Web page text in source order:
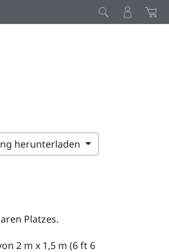
herunterladen
Platzes.
2 m x 1,5 m (6 ft 6